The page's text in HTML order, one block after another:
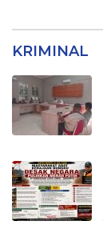
KRIMINAL